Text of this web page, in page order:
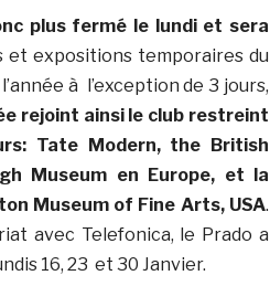
plus fermé le lundi et sera
et expositions temporaires du
à l’exception de 3 jours,
rejoint ainsi le club restreint
Tate Modern, the British
Museum en Europe, et la
Museum of Fine Arts, USA.
avec Telefonica, le Prado a
16, 23 et 30 Janvier.